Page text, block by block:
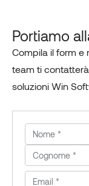
Portiamo
Compila il form e
team ti
soluzioni Win